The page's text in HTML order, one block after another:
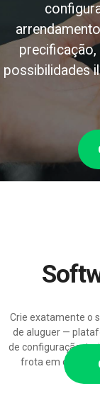
possibilidades
Crie exatamente o
de aluguer —
de configuração,
frota em